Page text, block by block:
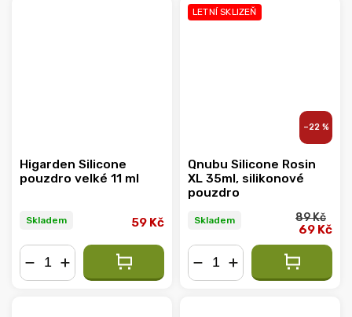
Higarden Silicone
pouzdro velké 11 ml
Skladem 59 Kč
LETNÍ SKLIZEŇ
–22 %
Qnubu Silicone Rosin
XL 35ml, silikonové
pouzdro
Skladem 89 Kč
69 Kč